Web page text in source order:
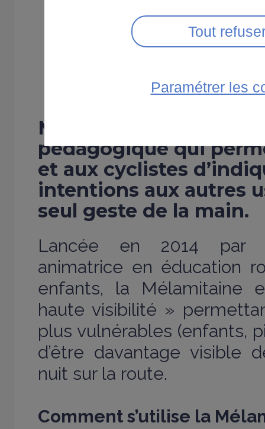
piétons et des
la route
Mélamitaine est un
pédagogique qui
et aux cyclistes
intentions aux autres
seul geste de la main.
Lancée en 2014 par
animatrice en éducation
enfants, la Mélamitaine
haute visibilité »
plus vulnérables (enfants,
d’être davantage visible
nuit sur la route.
Comment s’utilise la
Tout
Paramétrer les